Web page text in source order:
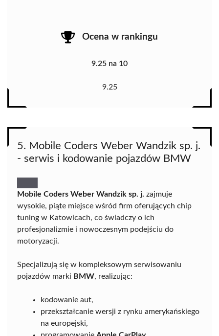
Ocena w rankingu
9.25 na 10
9.25
5. Mobile Coders Weber Wandzik sp. j.
- serwis i kodowanie pojazdów BMW
Mobile Coders Weber Wandzik sp. j. zajmuje
wysokie, piąte miejsce wśród firm oferujących chip
tuning w Katowicach, co świadczy o ich
profesjonalizmie i nowoczesnym podejściu do
motoryzacji.
Specjalizują się w kompleksowym serwisowaniu
pojazdów marki BMW, realizując:
kodowanie aut,
przekształcanie wersji z rynku amerykańskiego
na europejski,